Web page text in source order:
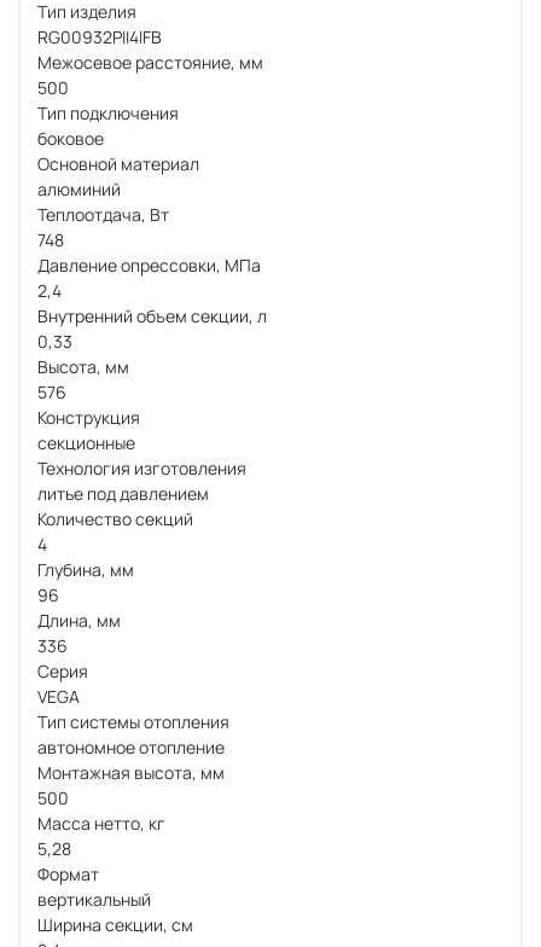
Тип изделия
RG00932PII4IFB
Межосевое расстояние, мм
500
Тип подключения
боковое
Основной материал
алюминий
Теплоотдача, Вт
748
Давление опрессовки, МПа
2,4
Внутренний объем секции, л
0,33
Высота, мм
576
Конструкция
секционные
Технология изготовления
литье под давлением
Количество секций
4
Глубина, мм
96
Длина, мм
336
Серия
VEGA
Тип системы отопления
автономное отопление
Монтажная высота, мм
500
Масса нетто, кг
5,28
Формат
вертикальный
Ширина секции, см